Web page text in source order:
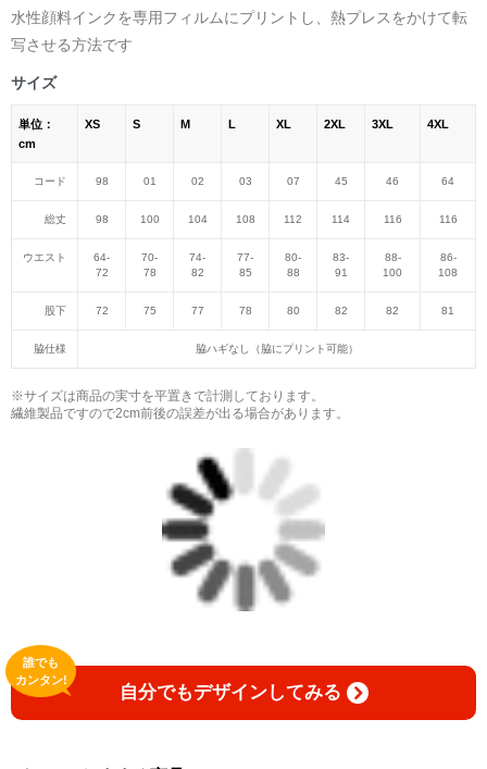
水性顔料インクを専用フィルムにプリントし、熱プレスをかけて転
写させる方法です
サイズ
単位：
cm
XS S M L XL 2XL 3XL 4XL
コード 98 01 02 03 07 45 46 64
総丈 98 100 104 108 112 114 116 116
ウエスト
64-
72
70-
78
74-
82
77-
85
80-
88
83-
91
88-
100
86-
108
股下 72 75 77 78 80 82 82 81
脇仕様 脇ハギなし（脇にプリント可能）
※サイズは商品の実寸を平置きで計測しております。
繊維製品ですので2cm前後の誤差が出る場合があります。
自分でもデザインしてみる
誰でも
カンタン!